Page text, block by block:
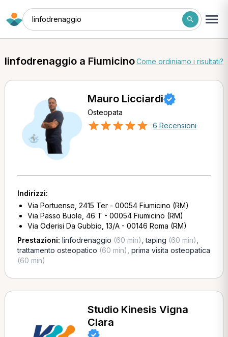
linfodrenaggio
linfodrenaggio a FiumicinoCome ordiniamo i risultati?
Mauro Licciardi
Osteopata
6 Recensioni
Indirizzi:
Via Portuense, 2415 Ter - 00054 Fiumicino (RM)
Via Passo Buole, 46 T - 00054 Fiumicino (RM)
Via Oderisi Da Gubbio, 13/A - 00146 Roma (RM)
Prestazioni: linfodrenaggio (60 min) ,taping (60 min)
trattamento osteopatico (60 min) prima visita osteopatica
(60 min)
Studio Kinesis Vigna
Clara